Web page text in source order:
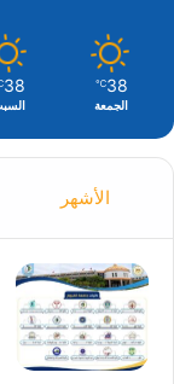
38
℃
الجمعة
38
الأشهر